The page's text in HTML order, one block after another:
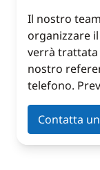
Il nostro
organizzare
verrà trattata
nostro
telefono.
Contatta